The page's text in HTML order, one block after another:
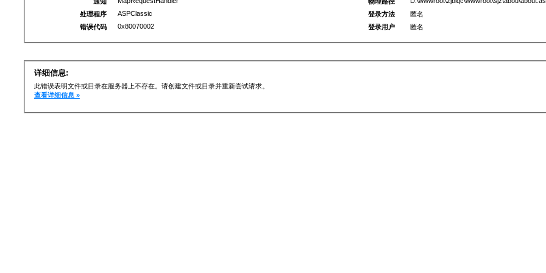
处理程序
ASPClassic
错误代码
0x80070002
登录方法
匿名
登录用户
匿名
详细信息:
此错误表明文件或目录在服务器上不存在。请创建文件或目录并重新尝试请求。
查看详细信息 »